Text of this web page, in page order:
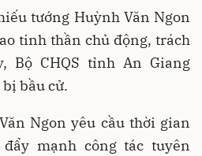
tướng Huỳnh Văn Ngon
tinh thần chủ động, trách
Bộ CHQS tỉnh An Giang
bầu cử.
Ngon yêu cầu thời gian
mạnh công tác tuyên